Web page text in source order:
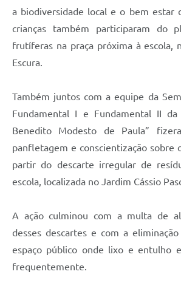
a biodiversidade local e o bem estar
crianças também participaram do
frutíferas na praça próxima à escola,
Escura.
Também juntos com a equipe da
Fundamental I e Fundamental II da
Benedito Modesto de Paula”
panfletagem e conscientização sobre
partir do descarte irregular de
escola, localizada no Jardim Cássio
A ação culminou com a multa de
desses descartes e com a
espaço público onde lixo e entulho
frequentemente.